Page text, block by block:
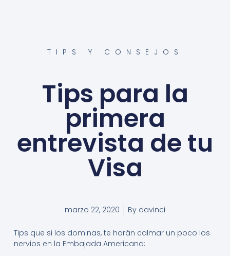
TIPS Y CONSEJOS
Tips para la
primera
entrevista de tu
Visa
marzo 22, 2020 By davinci
Tips que si los dominas, te harán calmar un poco los
nervios en la Embajada Americana: